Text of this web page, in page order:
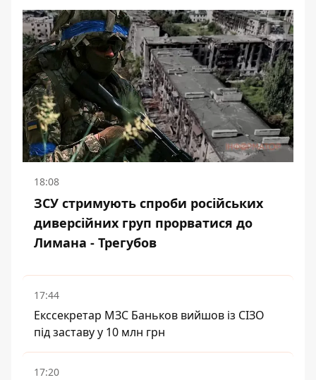
18:08
ЗСУ стримують спроби російських
диверсійних груп прорватися до
Лимана - Трегубов
17:44
Екссекретар МЗС Баньков вийшов із СІЗО
під заставу у 10 млн грн
17:20